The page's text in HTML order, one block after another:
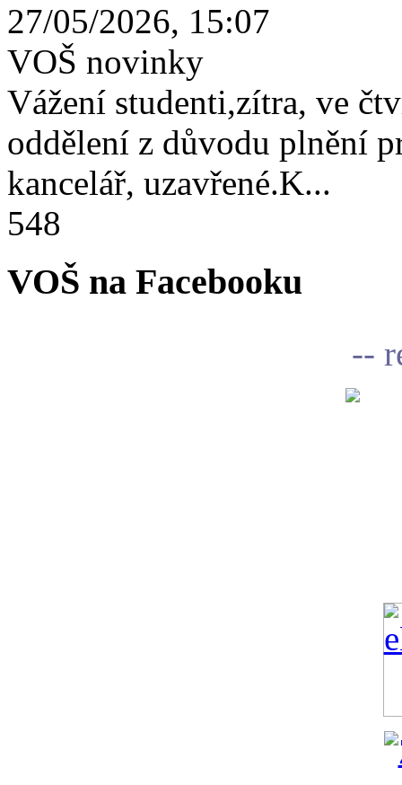
27/05/2026, 15:07
VOŠ novinky
Vážení studenti,zítra, ve
oddělení z důvodu plnění
kancelář, uzavřené.K...
548
VOŠ na Facebooku
--